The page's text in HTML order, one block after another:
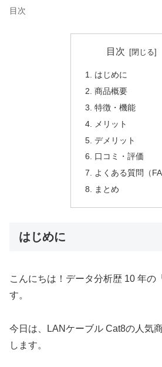
目次
目次
はじめに
商品概要
特徴・機能
メリット
デメリット
口コミ・評価
よくある質問（
まとめ
はじめに
こんにちは！データ分析歴 10 年の
す。
今日は、LANケーブル Cat8の人気
します。